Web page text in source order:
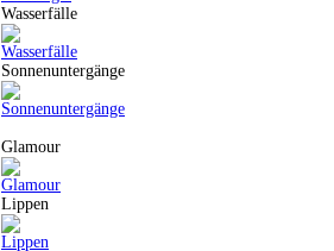
Wasserfälle
Sonnenuntergänge
Glamour
Lippen